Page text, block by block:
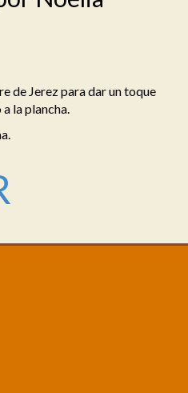
de Jerez para dar un toque
la plancha.